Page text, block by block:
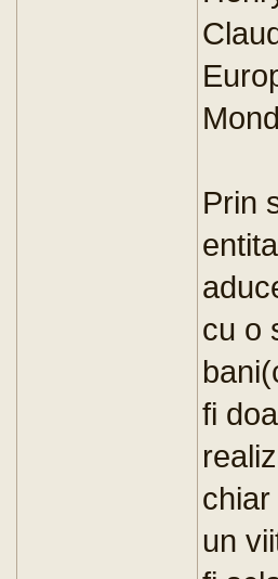
Prin
cu o
fi
un